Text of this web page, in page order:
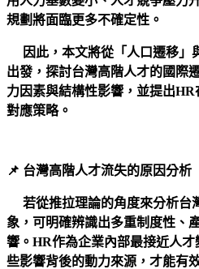
規劃將面臨更多不確定性。
因此，本文將從「人口遷移」
出發，探討台灣高階人才的國際
力因素與結構性影響，並提出
對應策略。
📌 台灣高階人才流失的原因分析
若從推拉理論的角度來分析台
象，可明確辨識出多重制度性、
響。HR作為企業內部最接近人
些影響背後的動力來源，才能有